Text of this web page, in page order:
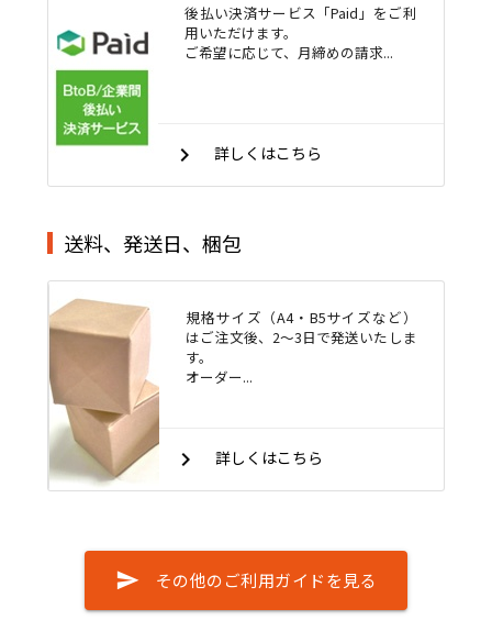
後払い決済サービス「Paid」をご利
用いただけます。
ご希望に応じて、月締めの請求...
keyboard_arrow_right 詳しくはこちら
送料、発送日、梱包
規格サイズ（A4・B5サイズなど）
はご注文後、2～3日で発送いたしま
す。
オーダー...
keyboard_arrow_right 詳しくはこちら
send その他のご利用ガイドを見る